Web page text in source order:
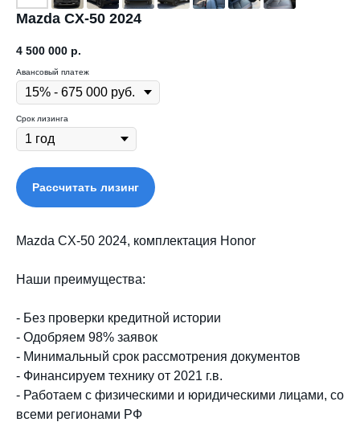
Mazda CX-50 2024
4 500 000 р.
Авансовый платеж
Срок лизинга
Рассчитать лизинг
Mazda CX-50 2024, комплектация Honor
Наши преимущества:
- Без проверки кредитной истории
- Одобряем 98% заявок
- Минимальный срок рассмотрения документов
- Финансируем технику от 2021 г.в.
- Работаем с физическими и юридическими лицами, со
всеми регионами РФ